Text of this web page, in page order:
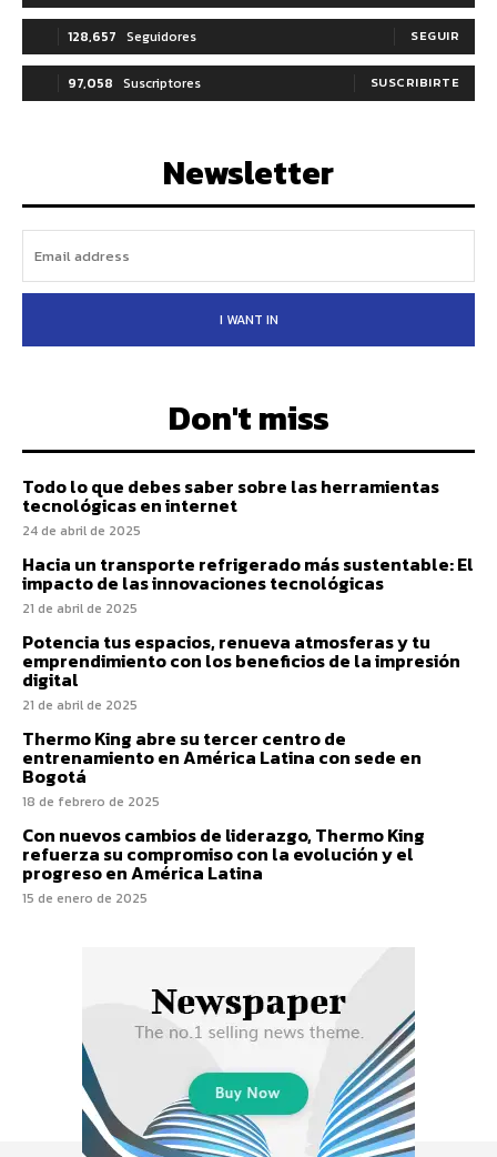
128,657 Seguidores SEGUIR
97,058 Suscriptores SUSCRIBIRTE
Newsletter
I WANT IN
Don't miss
Todo lo que debes saber sobre las herramientas
tecnológicas en internet
24 de abril de 2025
Hacia un transporte refrigerado más sustentable: El
impacto de las innovaciones tecnológicas
21 de abril de 2025
Potencia tus espacios, renueva atmosferas y tu
emprendimiento con los beneficios de la impresión
digital
21 de abril de 2025
Thermo King abre su tercer centro de
entrenamiento en América Latina con sede en
Bogotá
18 de febrero de 2025
Con nuevos cambios de liderazgo, Thermo King
refuerza su compromiso con la evolución y el
progreso en América Latina
15 de enero de 2025